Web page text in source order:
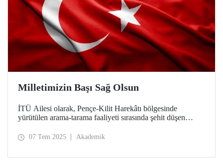
Milletimizin Başı Sağ Olsun
İTÜ Ailesi olarak, Pençe-Kilit Harekâtı bölgesinde
yürütülen arama-tarama faaliyeti sırasında şehit düşen
başsağlığı, yaralı askerlerimize acil şifalar dileriz.
07 Tem 2025 Akademik